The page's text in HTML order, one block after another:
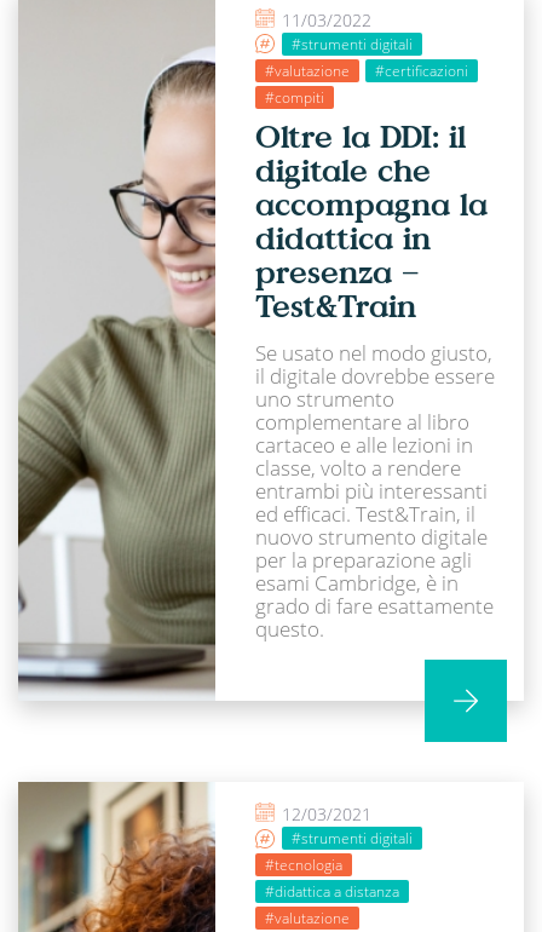
11/03/2022
#strumenti digitali
#valutazione
#certificazioni
#compiti
Oltre la DDI: il
digitale che
accompagna la
didattica in
presenza –
Test&Train
Se usato nel modo giusto,
il digitale dovrebbe essere
uno strumento
complementare al libro
cartaceo e alle lezioni in
classe, volto a rendere
entrambi più interessanti
ed efficaci. Test&Train, il
nuovo strumento digitale
per la preparazione agli
esami Cambridge, è in
grado di fare esattamente
questo.
12/03/2021
#strumenti digitali
#tecnologia
#didattica a distanza
#valutazione